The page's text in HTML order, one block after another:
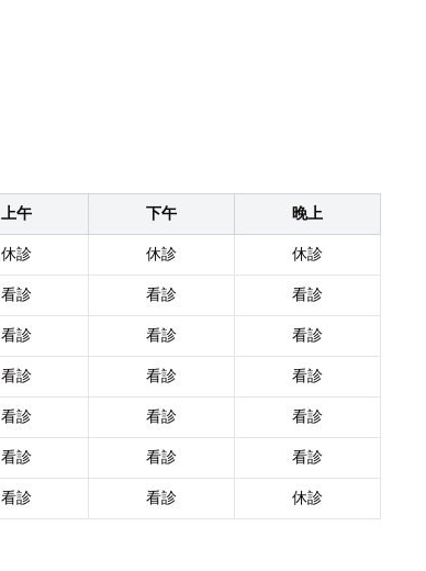
上午 下午
晚上
休診 休診
休診
看診 看診
看診
看診 看診
看診
看診 看診
看診
看診 看診
看診
看診 看診
看診
看診 看診 休診